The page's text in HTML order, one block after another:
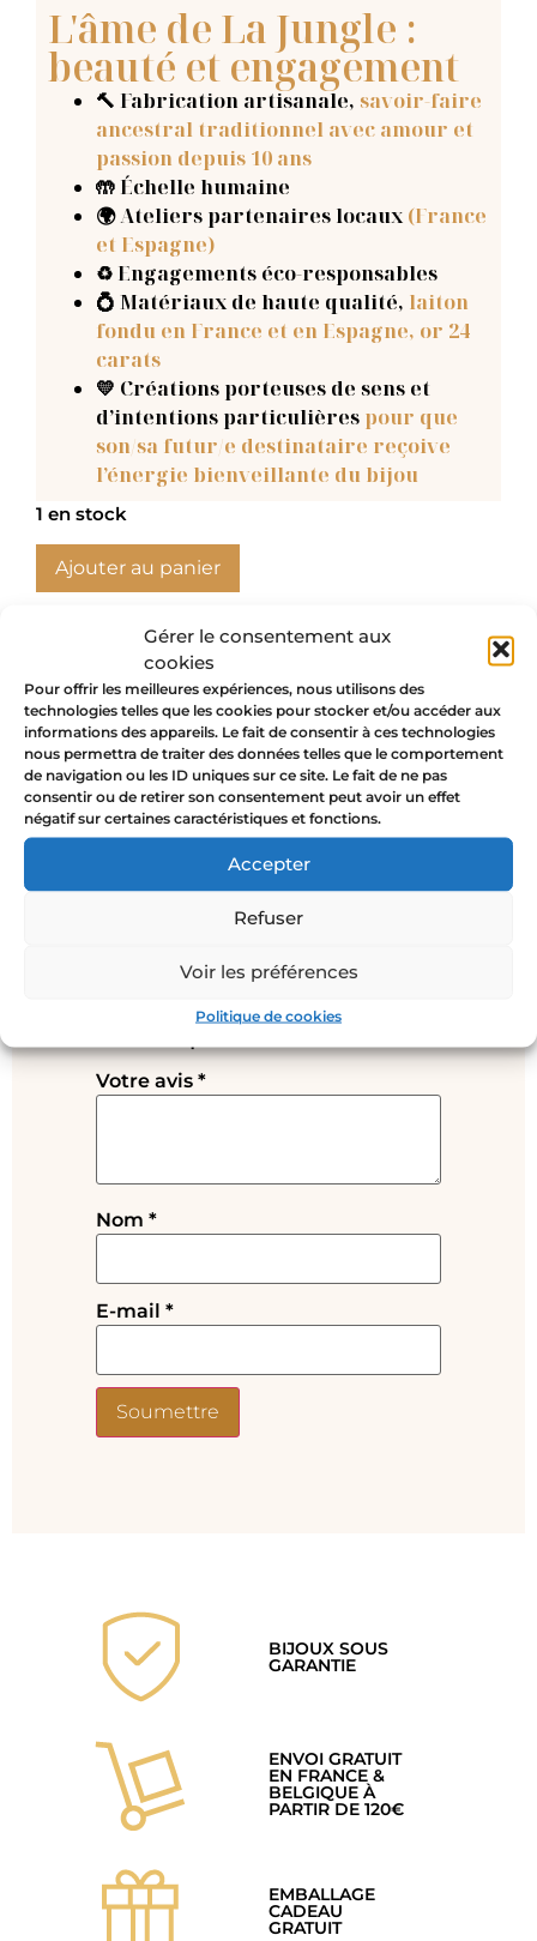
Gérer le consentement aux
cookies
Pour offrir les meilleures expériences, nous utilisons des
technologies telles que les cookies pour stocker et/ou accéder aux
informations des appareils. Le fait de consentir à ces technologies
nous permettra de traiter des données telles que le comportement
de navigation ou les ID uniques sur ce site. Le fait de ne pas
consentir ou de retirer son consentement peut avoir un effet
négatif sur certaines caractéristiques et fonctions.
Accepter
Refuser
Voir les préférences
Politique de cookies
L'âme de La Jungle :
beauté et engagement
🔨 Fabrication artisanale, savoir-faire
ancestral traditionnel avec amour et
passion depuis 10 ans
🤲 Échelle humaine
🌍 Ateliers partenaires locaux (France
et Espagne)
♻️ Engagements éco-responsables
💍 Matériaux de haute qualité, laiton
fondu en France et en Espagne, or 24
carats
💛 Créations porteuses de sens et
d’intentions particulières pour que
son/sa futur/e destinataire reçoive
l’énergie bienveillante du bijou
1 en stock
Ajouter au panier
Avis
Soyez le premier à laisser votre
avis sur “Boucles d’oreilles Coeur
Votre adresse e-mail ne sera pas
Les champs obligatoires
Votre avis *
Nom *
E-mail *
BIJOUX SOUS
GARANTIE
ENVOI GRATUIT
EN FRANCE &
BELGIQUE À
PARTIR DE 120€
EMBALLAGE
CADEAU
GRATUIT